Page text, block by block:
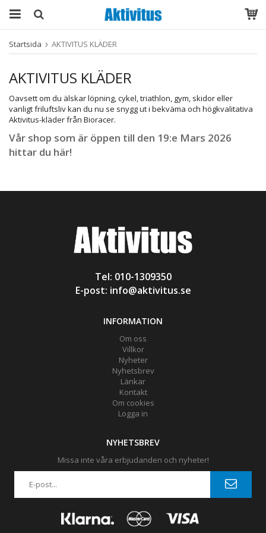
Startsida AKTIVITUS KLÄDER
AKTIVITUS KLÄDER
Oavsett om du älskar löpning, cykel, triathlon, gym, skidor eller
vanligt friluftsliv kan du nu se snygg ut i bekväma och högkvalitativa
Aktivitus-kläder från Bioracer.
Vår shop som är öppen till den 19:e Mars 2026
hittar du här!
Tel: 010-1309350
E-post: info@aktivitus.se
INFORMATION
Om oss
Villkor
Nyheter
Nyhetsbrev
Länkar
Kontakt
Om cookies
Logga in
NYHETSBREV
Missa inte våra erbjudanden och nyheter!